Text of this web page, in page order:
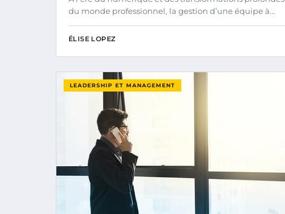
du monde professionnel, la gestion d’une équipe à…
ÉLISE LOPEZ
LEADERSHIP ET MANAGEMENT